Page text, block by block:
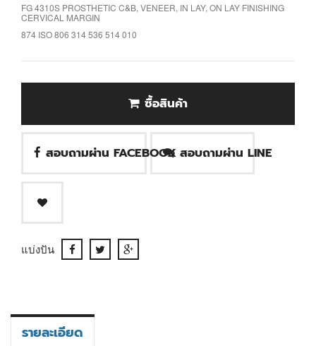
FG 4310S PROSTHETIC C&B, VENEER, IN LAY, ON LAY FINISHING
CERVICAL MARGIN
874 ISO 806 314 536 514 010
ซื้อสินค้า
สอบถามผ่าน FACEBOOK สอบถามผ่าน LINE
แบ่งปัน
รายละเอียด